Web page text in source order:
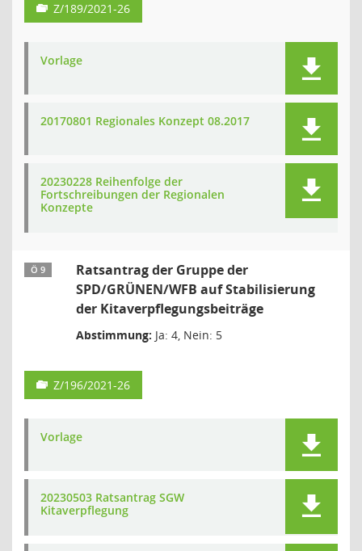
Z/189/2021-26
Vorlage
20170801 Regionales Konzept 08.2017
20230228 Reihenfolge der
Fortschreibungen der Regionalen
Konzepte
Ö 9
Ratsantrag der Gruppe der
SPD/GRÜNEN/WFB auf Stabilisierung
der Kitaverpflegungsbeiträge
Abstimmung: Ja: 4, Nein: 5
Z/196/2021-26
Vorlage
20230503 Ratsantrag SGW
Kitaverpflegung